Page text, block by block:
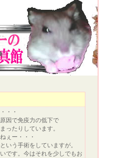
・・
因で免疫力の低下で
ったりしています。
ぇー・・・
いう手術をしていますが。
です。今はそれを少しでもお